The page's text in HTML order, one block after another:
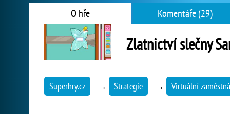
O hře Komentáře (29)
Zlatnictví slečny
Superhry.cz → Strategie → Virtuální